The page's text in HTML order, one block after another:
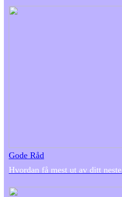
Gode Råd
Hvordan få mest ut av ditt